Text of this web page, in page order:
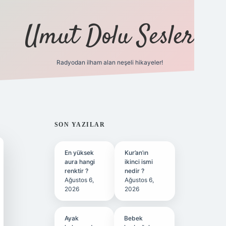
Umut Dolu Sesler
Radyodan ilham alan neşeli hikayeler!
SIDEBAR
SON YAZILAR
En yüksek
aura hangi
renktir ?
Ağustos 6,
2026
Kur’an’ın
ikinci ismi
nedir ?
Ağustos 6,
2026
Ayak
Bebek